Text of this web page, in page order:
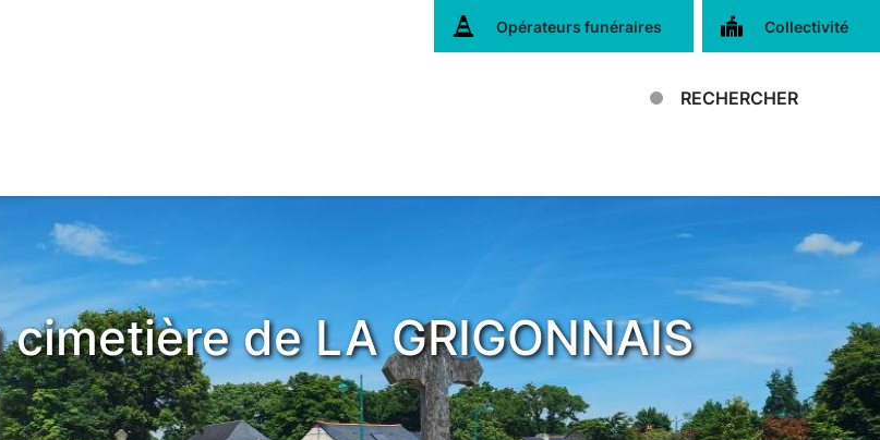
Opérateurs funéraires Collectivité
RECHERCHER
de LA GRIGONNAIS